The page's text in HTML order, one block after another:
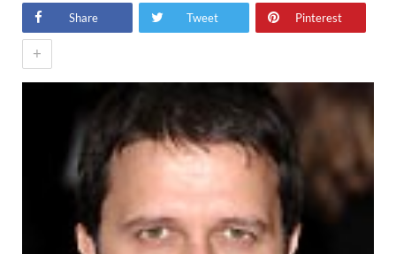
Share Tweet Pinterest
+